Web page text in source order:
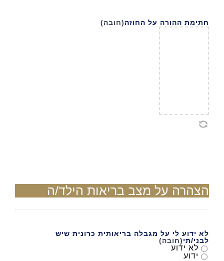
חתימת ההורה על החוזה(חובה)
הצהרה על מצב בריאות הילד/ה
לא ידוע לי על מגבלה בריאותית כרונית שיש
לבני/תי(חובה)
לא ידוע
ידוע